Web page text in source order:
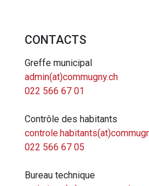
CONTACTS
Greffe municipal
admin(at)commugny.ch
022 566 67 01
Contrôle des habitants
022 566 67 05
Bureau technique